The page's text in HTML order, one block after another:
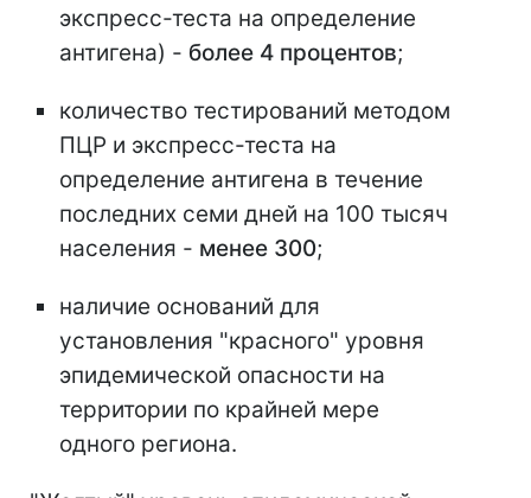
экспресс-теста на определение
антигена) - более 4 процентов;
количество тестирований методом
ПЦР и экспресс-теста на
определение антигена в течение
последних семи дней на 100 тысяч
населения - менее 300;
наличие оснований для
установления "красного" уровня
эпидемической опасности на
территории по крайней мере
одного региона.